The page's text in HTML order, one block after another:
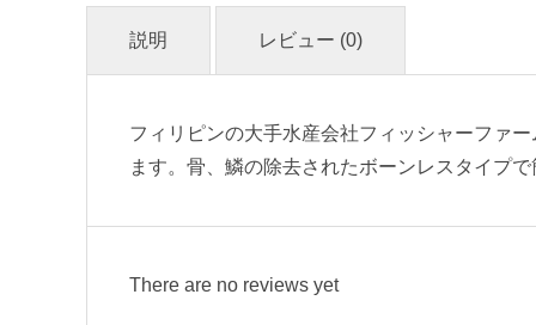
説明 レビュー (0)
フィリピンの大手水産会社フィッシャーファ
ます。骨、鱗の除去されたボーンレスタイプ
There are no reviews yet